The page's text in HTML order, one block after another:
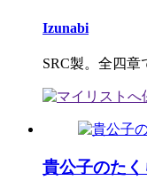
Izunabi
SRC製。全四章
貴公子のた